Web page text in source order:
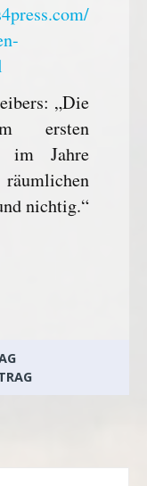
„Die
ersten
im Jahre
nichtig.“